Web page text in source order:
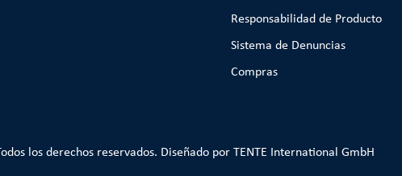
Responsabilidad de Producto
Sistema de Denuncias
Compras
los derechos reservados. Diseñado por TENTE International GmbH